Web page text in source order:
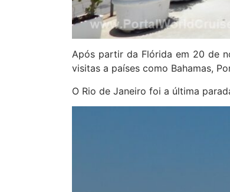
Após partir da Flórida em 20 de
visitas a países como Bahamas,
O Rio de Janeiro foi a última